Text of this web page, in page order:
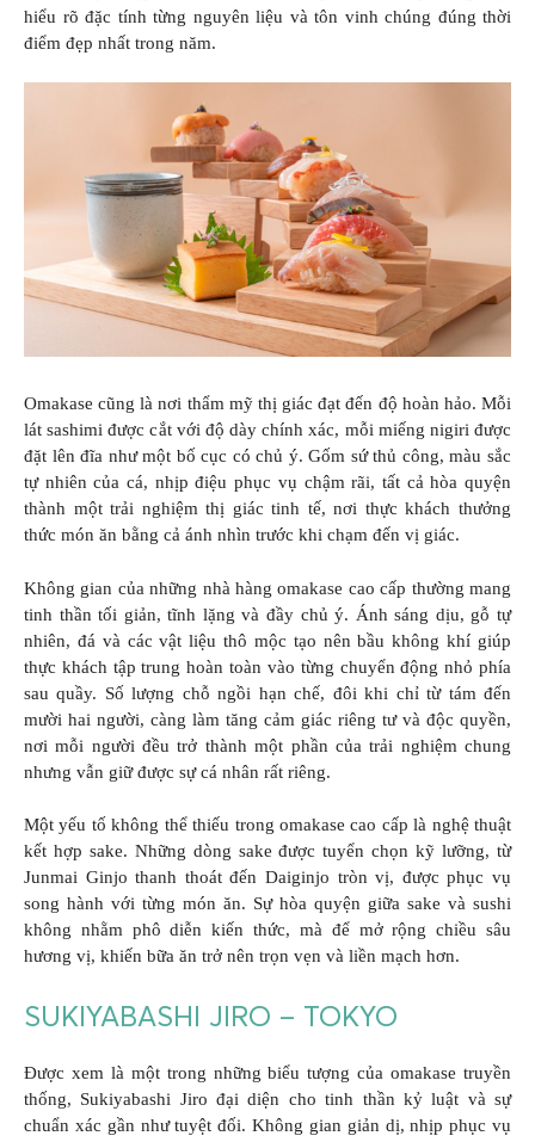
hiểu rõ đặc tính từng nguyên liệu và tôn vinh chúng đúng thời
điểm đẹp nhất trong năm.
Omakase cũng là nơi thẩm mỹ thị giác đạt đến độ hoàn hảo. Mỗi
lát sashimi được cắt với độ dày chính xác, mỗi miếng nigiri được
đặt lên đĩa như một bố cục có chủ ý. Gốm sứ thủ công, màu sắc
tự nhiên của cá, nhịp điệu phục vụ chậm rãi, tất cả hòa quyện
thành một trải nghiệm thị giác tinh tế, nơi thực khách thưởng
thức món ăn bằng cả ánh nhìn trước khi chạm đến vị giác.
Không gian của những nhà hàng omakase cao cấp thường mang
tinh thần tối giản, tĩnh lặng và đầy chủ ý. Ánh sáng dịu, gỗ tự
nhiên, đá và các vật liệu thô mộc tạo nên bầu không khí giúp
thực khách tập trung hoàn toàn vào từng chuyển động nhỏ phía
sau quầy. Số lượng chỗ ngồi hạn chế, đôi khi chỉ từ tám đến
mười hai người, càng làm tăng cảm giác riêng tư và độc quyền,
nơi mỗi người đều trở thành một phần của trải nghiệm chung
nhưng vẫn giữ được sự cá nhân rất riêng.
Một yếu tố không thể thiếu trong omakase cao cấp là nghệ thuật
kết hợp sake. Những dòng sake được tuyển chọn kỹ lưỡng, từ
Junmai Ginjo thanh thoát đến Daiginjo tròn vị, được phục vụ
song hành với từng món ăn. Sự hòa quyện giữa sake và sushi
không nhằm phô diễn kiến thức, mà để mở rộng chiều sâu
hương vị, khiến bữa ăn trở nên trọn vẹn và liền mạch hơn.
SUKIYABASHI JIRO – TOKYO
Được xem là một trong những biểu tượng của omakase truyền
thống, Sukiyabashi Jiro đại diện cho tinh thần kỷ luật và sự
chuẩn xác gần như tuyệt đối. Không gian giản dị, nhịp phục vụ